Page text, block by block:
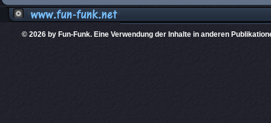
© 2026 by Fun-Funk. Eine Verwendung der Inhalte in anderen